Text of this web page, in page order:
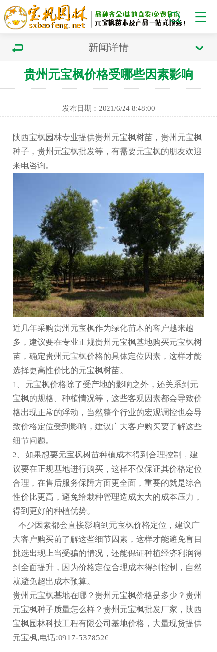
新闻详情
贵州元宝枫价格受哪些因素影响
发布日期：2021/6/24 8:48:00
陕西宝枫园林专业提供贵州元宝枫树苗，贵州元宝枫
种子，贵州元宝枫批发等，有需要元宝枫的朋友欢迎
来电咨询。
近几年采购贵州元宝枫作为绿化苗木的客户越来越
多，建议要在专业正规贵州元宝枫基地购买元宝枫树
苗，确定贵州元宝枫价格的具体定位因素，这样才能
选择更高性价比的元宝枫树苗。
1、元宝枫价格除了受产地的影响之外，还关系到元
宝枫的规格、种植情况等，这些客观因素都会导致价
格出现正常的浮动，当然整个行业的宏观调控也会导
致价格定位受到影响，建议广大客户购买要了解这些
细节问题。
2、如果想要元宝枫树苗种植成本得到合理控制，建
议要在正规基地进行购买，这样不仅保证其价格定位
合理，在售后服务保障方面更全面，重要的就是综合
性价比更高，避免给栽种管理造成太大的成本压力，
得到更好的种植优势。
不少因素都会直接影响到元宝枫价格定位，建议广
大客户购买前了解这些细节因素，这样才能避免盲目
挑选出现上当受骗的情况，还能保证种植经济利润得
到全面提升，因为价格定位合理成本得到控制，自然
就避免超出成本预算。
贵州元宝枫基地在哪？贵州元宝枫价格是多少？贵州
元宝枫种子质量怎么样？贵州元宝枫批发厂家，陕西
宝枫园林科技工程有限公司基地价格，大量现货提供
元宝枫,电话:0917-5378526